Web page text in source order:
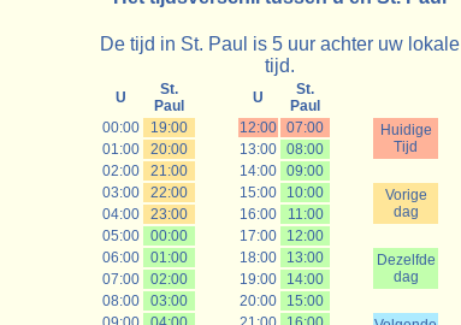
De tijd in St. Paul is 5 uur achter uw lokale
tijd.
U
St.
Paul
U
St.
Paul
00:00
19:00 12:00 07:00
Huidige
Tijd
01:00 20:00 13:00 08:00
02:00
21:00 14:00 09:00
03:00
22:00 15:00 10:00
Vorige
dag
04:00 23:00 16:00
11:00
05:00
00:00 17:00
12:00
06:00
01:00 18:00 13:00
Dezelfde
dag
07:00 02:00 19:00
14:00
08:00
03:00 20:00
15:00